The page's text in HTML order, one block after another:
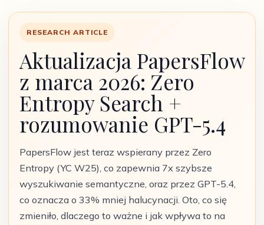
RESEARCH ARTICLE
Aktualizacja PapersFlow
z marca 2026: Zero
Entropy Search +
rozumowanie GPT-5.4
PapersFlow jest teraz wspierany przez Zero
Entropy (YC W25), co zapewnia 7x szybsze
wyszukiwanie semantyczne, oraz przez GPT-5.4,
co oznacza o 33% mniej halucynacji. Oto, co się
zmieniło, dlaczego to ważne i jak wpływa to na